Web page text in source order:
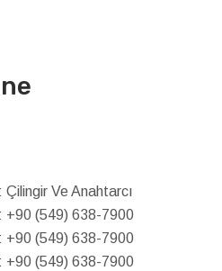
: Çilingir Ve Anahtarcı
: +90 (549) 638-7900
: +90 (549) 638-7900
: +90 (549) 638-7900